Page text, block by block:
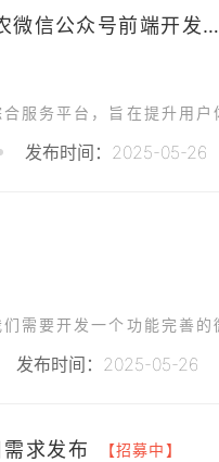
### 项目名称 **宁夏智农微信公众号前端开发项目**
发布时间：2025-05-26
发布时间：2025-05-26
求发布 【招募中】